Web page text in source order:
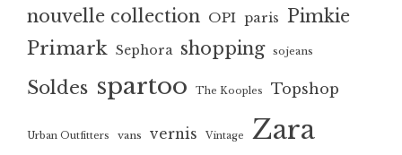
nouvelle collection OPI paris Pimkie
Primark Sephora shopping sojeans
Soldes spartoo The Kooples Topshop
Urban Outfitters vans vernis Vintage Zara